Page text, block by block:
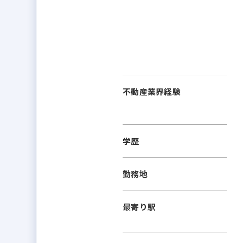
不動産業界経験
学歴
勤務地
最寄り駅